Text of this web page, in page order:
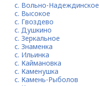
с. Вольно-Надеждинское
с. Высокое
с. Гвоздево
с. Душкино
с. Зеркальное
с. Знаменка
с. Ильинка
с. Каймановка
с. Каменушка
с. Камень-Рыболов